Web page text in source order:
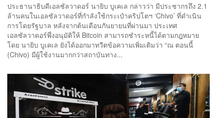
ประธานาธิบดีเอลซัลวาดอร์ นายิบ บูเคเล กล่าวว่า มีประชากรถึง 2.1
ล้านคนในเอลซัลวาดอร์ที่กำลังใช้กระเป๋าคริปโตฯ ‘Chivo’ ที่ดำเนิน
การโดยรัฐบาล หลังจากต้นเดือนกันยายนที่ผ่านมา ประเทศ
เอลซัลวาดอร์พึ่งอนุมัติให้ Bitcoin สามารถชำระหนี้ได้ตามกฎหมาย
โดย นายิบ บูเคเล ยังได้ออกมาทวีตข้อความเพิ่มเติมว่า “ณ ตอนนี้
(Chivo) มีผู้ใช้งานมากกว่าสถาบันทาง...